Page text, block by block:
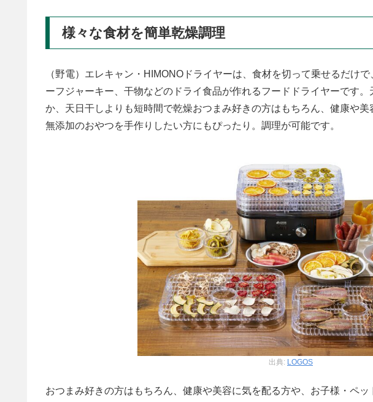
様々な食材を簡単乾燥調理
（野電）エレキャン・HIMONOドライヤーは、食材を切って乗せるだけ
ーフジャーキー、干物などのドライ食品が作れるフードドライヤーです
か、天日干しよりも短時間で乾燥おつまみ好きの方はもちろん、健康や
無添加のおやつを手作りしたい方にもぴったり。調理が可能です。
出典: LOGOS
おつまみ好きの方はもちろん、健康や美容に気を配る方や、お子様・ペ